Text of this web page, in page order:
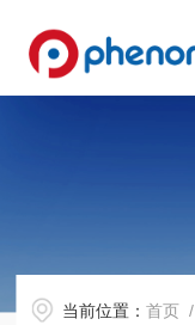
当前位置：首页 /